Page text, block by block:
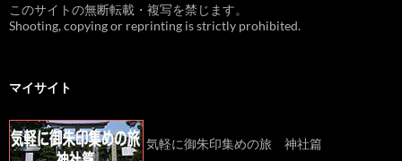
このサイトの無断転載・複写を禁じます。
Shooting, copying or reprinting is strictly prohibited.
マイサイト
気軽に御朱印集めの旅 神社篇